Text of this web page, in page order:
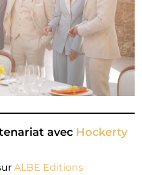
avec Hockerty
ALBE Editions